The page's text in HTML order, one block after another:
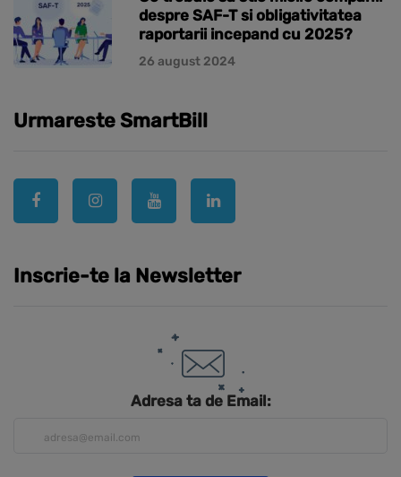
despre SAF-T si obligativitatea
raportarii incepand cu 2025?
26 august 2024
Urmareste SmartBill
Inscrie-te la Newsletter
Adresa ta de Email: